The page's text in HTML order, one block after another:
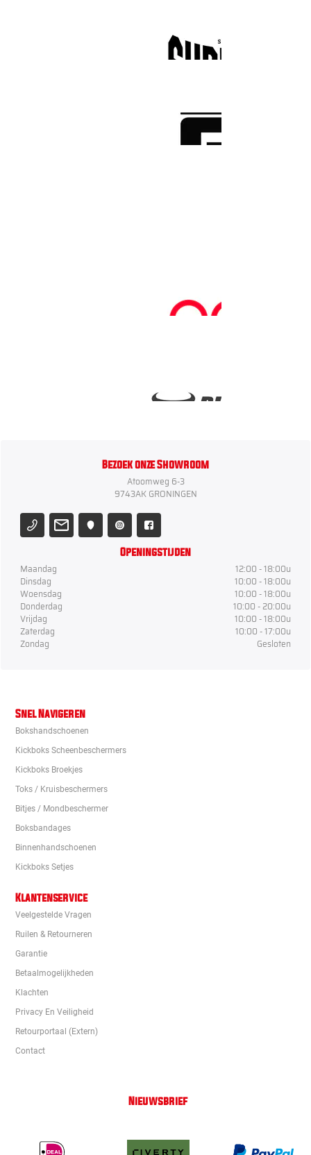
Bezoek onze Showroom
Atoomweg 6-3
9743AK GRONINGEN
Openingstijden
Maandag
12:00 - 18:00u
Dinsdag
10:00 - 18:00u
Woensdag
10:00 - 18:00u
Donderdag
10:00 - 20:00u
Vrijdag
10:00 - 18:00u
Zaterdag
10:00 - 17:00u
Zondag
Gesloten
Snel Navigeren
Bokshandschoenen
Kickboks Scheenbeschermers
Kickboks Broekjes
Toks / Kruisbeschermers
Bitjes / Mondbeschermer
Boksbandages
Binnenhandschoenen
Kickboks Setjes
Klantenservice
Veelgestelde Vragen
Ruilen & Retourneren
Garantie
Betaalmogelijkheden
Klachten
Privacy En Veiligheid
Retourportaal (extern)
Contact
Nieuwsbrief